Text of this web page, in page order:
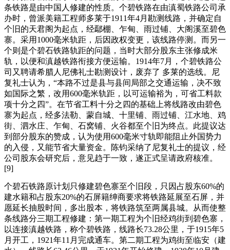
条铁路是由中国人修建的性质。个碧铁路在由滇蜀铁路公司承
办时，曾派美籍工程师多莱于1911年4月勘测线路，并确定自
个旧的天君阁为起点，经鄢棚、乍甸、雨过铺、大阁溪至碧色
寨。采用1000毫米轨距，后因政权变更，该线路停测。而另一
个则是个碧石铁路轨距的问题，当时大部分股东主张修成米
轨，以便和滇越铁路衔接方便运输。1914年7月，个碧铁路公
司又聘请希腊人尼佛礼士勘测设计，废弃了 多莱的选线。尼
复礼士认为，“本路不过是县与县间局部之交通运输，决不致
如国际之繁，改用600毫米轨距，以可运输裕为，可省工料款
项十分之四”。在节省工料十分之四的基础上将线路改由碧色
寨为起点，经多法勒、蒙自城、十里铺、雨过铺、江水地、鸡
街、泗水庄、乍甸、石窝铺、火谷都至个旧为终点。此提议达
到部分股东的赞成，认为使用600毫米寸轨即能阻止外国势力
的入侵，又能节省大量资金。陈钧采纳了尼复礼士的提议，经
公司股东会研究后，意见趋于一致，遂正式呈请政府核准。
[9]
个碧石铁路原计划只修建碧色寨至个旧段，只因占股东60%的
建水籍和占股东20%的石屏籍绅商要求将铁路延展至石屏，并
愿延长抽股时间，多出股本，将铁路筑至两属县城。从而使整
条线路分三期工程修建：第一期工程为个旧经鸡街到碧色寨，
以连接滇越铁路，称个碧铁路，线路长73.28公里，于1915年5
月开工，1921年11月完成通车。第二期工程为鸡街至临安（建